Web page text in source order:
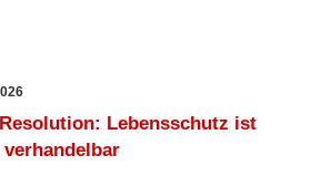
Lebensschutz ist